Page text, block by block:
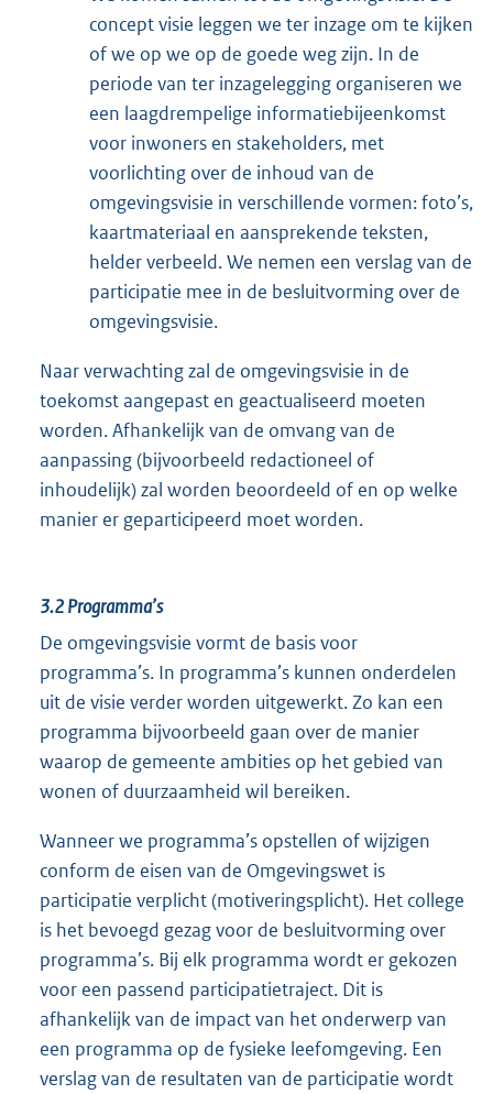
concept visie leggen we ter inzage om te kijken
of we op we op de goede weg zijn. In de
periode van ter inzagelegging organiseren we
een laagdrempelige informatiebijeenkomst
voor inwoners en stakeholders, met
voorlichting over de inhoud van de
omgevingsvisie in verschillende vormen: foto’s,
kaartmateriaal en aansprekende teksten,
helder verbeeld. We nemen een verslag van de
participatie mee in de besluitvorming over de
omgevingsvisie.
Naar verwachting zal de omgevingsvisie in de
toekomst aangepast en geactualiseerd moeten
worden. Afhankelijk van de omvang van de
aanpassing (bijvoorbeeld redactioneel of
inhoudelijk) zal worden beoordeeld of en op welke
manier er geparticipeerd moet worden.
3.2Programma’s
De omgevingsvisie vormt de basis voor
programma’s. In programma’s kunnen onderdelen
uit de visie verder worden uitgewerkt. Zo kan een
programma bijvoorbeeld gaan over de manier
waarop de gemeente ambities op het gebied van
wonen of duurzaamheid wil bereiken.
Wanneer we programma’s opstellen of wijzigen
conform de eisen van de Omgevingswet is
participatie verplicht (motiveringsplicht). Het college
is het bevoegd gezag voor de besluitvorming over
programma’s. Bij elk programma wordt er gekozen
voor een passend participatietraject. Dit is
afhankelijk van de impact van het onderwerp van
een programma op de fysieke leefomgeving. Een
verslag van de resultaten van de participatie wordt